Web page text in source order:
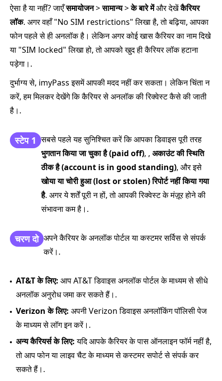
ऐसा है या नहीं? जाएँसमायोजन>सामान्य>के बारे मेंऔर देखेंकैरियर
लॉक. अगर वहाँ "No SIM restrictions" लिखा है, तो बढ़िया, आपका
फोन पहले से ही अनलॉक है। लेकिन अगर कोई खास कैरियर का नाम दिखे
या "SIM locked" लिखा हो, तो आपको खुद ही कैरियर लॉक हटाना
पड़ेगा।.
दुर्भाग्य से, imyPass इसमें आपकी मदद नहीं कर सकता। लेकिन चिंता न
करें, हम मिलकर देखेंगे कि कैरियर से अनलॉक की रिक्वेस्ट कैसे की जाती
है।.
स्टेप 1 सबसे पहले यह सुनिश्चित करें कि आपका डिवाइस पूरी तरह
भुगतान किया जा चुका है (paid off), , अकाउंट की स्थिति
ठीक है (account is in good standing), और इसे
खोया या चोरी हुआ (lost or stolen) रिपोर्ट नहीं किया गया
है. अगर ये शर्तें पूरी न हों, तो आपकी रिक्वेस्ट के मंज़ूर होने की
संभावना कम है।.
चरण दो अपने कैरियर के अनलॉक पोर्टल या कस्टमर सर्विस से संपर्क
करें।.
AT&T के लिए: आप AT&T डिवाइस अनलॉक पोर्टल के माध्यम से सीधे
अनलॉक अनुरोध जमा कर सकते हैं।.
Verizon के लिए: अपनी Verizon डिवाइस अनलॉकिंग पॉलिसी पेज
के माध्यम से लॉग इन करें।.
अन्य कैरियर्स के लिए:यदि आपके कैरियर के पास ऑनलाइन फॉर्म नहीं है,
तो आप फोन या लाइव चैट के माध्यम से कस्टमर सपोर्ट से संपर्क कर
सकते हैं।.